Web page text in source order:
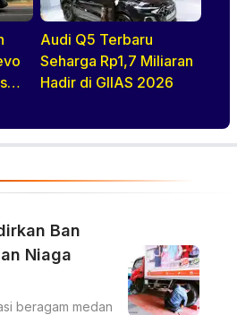
Audi Q5 Terbaru
Seharga Rp1,7 Miliaran
Hadir di GIIAS 2026
Ban
Niaga
beragam medan